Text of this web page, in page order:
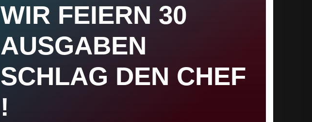
WIR FEIERN 30
AUSGABEN
SCHLAG DEN CHEF
!